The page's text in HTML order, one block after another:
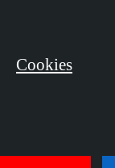
Cookies